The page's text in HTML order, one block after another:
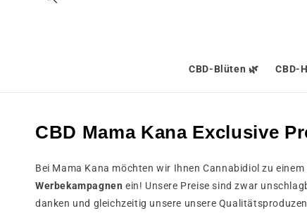
CBD-Blüten 🌿 CBD-
CBD Mama Kana Exclusive
Bei Mama Kana möchten wir Ihnen Cannabidiol zu
Werbekampagnen ein! Unsere Preise sind zwar
danken und gleichzeitig unsere unsere